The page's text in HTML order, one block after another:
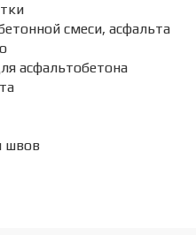
смеси, асфальта
асфальтобетона
швов